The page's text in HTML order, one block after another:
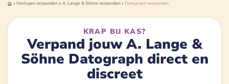
Horloges verpanden A. Lange & Söhneverpanden Datograph verpanden
KRAP BIJ KAS?
Verpand jouw A. Lange &
Söhne Datograph direct en
discreet